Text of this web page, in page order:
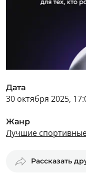
Дата
30 октября 2025,
Жанр
Лучшие
Рассказать